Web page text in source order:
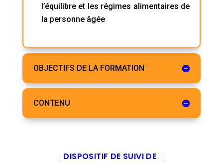
l’équilibre et les régimes alimentaires de
la personne âgée
OBJECTIFS DE LA FORMATION
CONTENU
DISPOSITIF DE SUIVI DE